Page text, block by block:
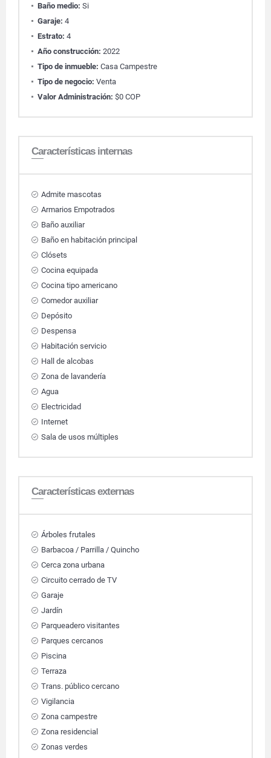
Baño medio: Si
Garaje: 4
Estrato: 4
Año construcción: 2022
Tipo de inmueble: Casa Campestre
Tipo de negocio: Venta
Valor Administración: $0 COP
Características internas
Admite mascotas
Armarios Empotrados
Baño auxiliar
Baño en habitación principal
Clósets
Cocina equipada
Cocina tipo americano
Comedor auxiliar
Depósito
Despensa
Habitación servicio
Hall de alcobas
Zona de lavandería
Agua
Electricidad
Internet
Sala de usos múltiples
Características externas
Árboles frutales
Barbacoa / Parrilla / Quincho
Cerca zona urbana
Circuito cerrado de TV
Garaje
Jardín
Parqueadero visitantes
Parques cercanos
Piscina
Terraza
Trans. público cercano
Vigilancia
Zona campestre
Zona residencial
Zonas verdes